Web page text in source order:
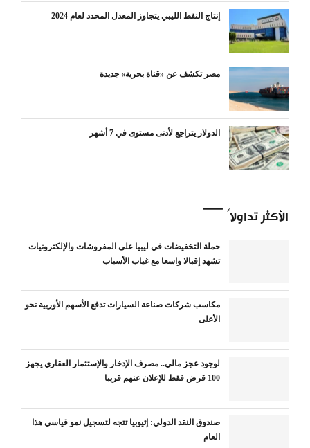
إنتاج النفط الليبي يتجاوز المعدل المحدد لعام 2024
مصر تكشف عن «قناة بحرية» جديدة
الدولار يتراجع لأدنى مستوى في 7 أشهر
الأكثر تداولاً
حملة التخفيضات في ليبيا على المفروشات والإلكترونيات
تشهد إقبالا واسعا مع غياب الأسباب
مكاسب شركات صناعة السيارات تدفع الأسهم الأوربية نحو
الأعلى
لوجود عجز مالي.. مصرف الإدخار والإستثمار العقاري يجهز
100 قرض فقط للإعلان عنهم قريبا
صندوق النقد الدولي: إثيوبيا تتجه لتسجيل نمو قياسي هذا
العام